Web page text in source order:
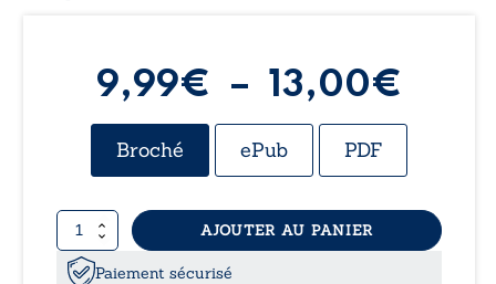
9,99€ – 13,00€
de
Broché ePub PDF
quantité
de
Laïdi
AJOUTER AU PANIER
Paiement sécurisé